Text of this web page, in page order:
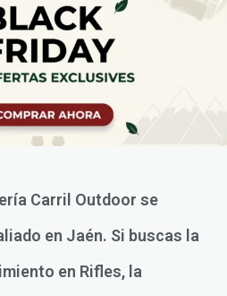
Carril Outdoor se
en Jaén. Si buscas la
en Rifles, la